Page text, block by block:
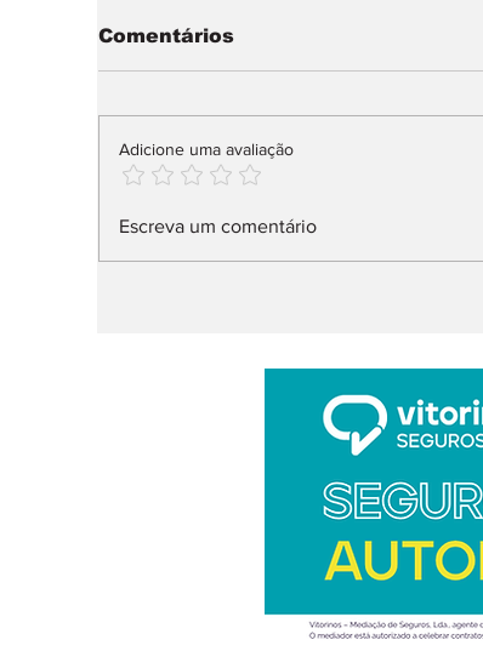
IUC: pagamento muda
Comentários
Adicione uma avaliação
Escreva um comentário